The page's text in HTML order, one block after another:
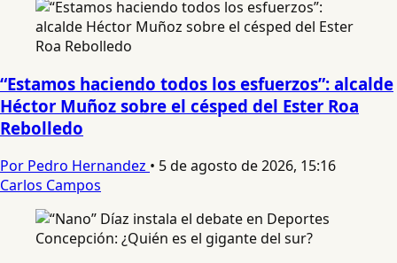
“Estamos haciendo todos los esfuerzos”: alcalde
Héctor Muñoz sobre el césped del Ester Roa
Rebolledo
Por Pedro Hernandez • 5 de agosto de 2026, 15:16
Carlos Campos